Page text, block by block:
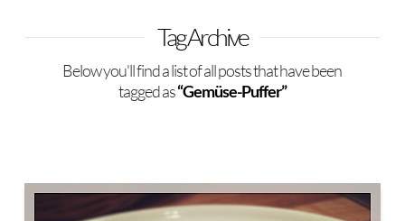
Tag Archive
Below you'll find a list of all posts that have been
tagged as“Gemüse-Puffer”